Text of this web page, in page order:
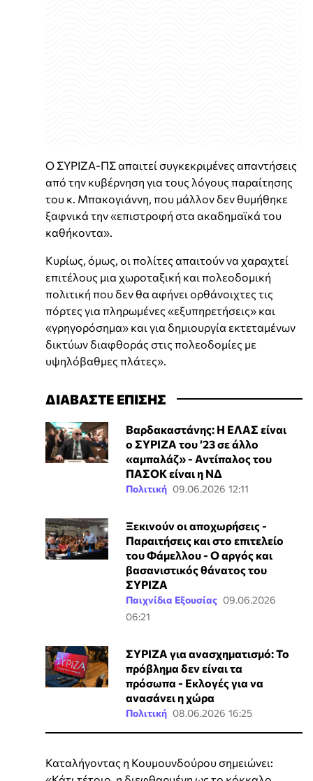
Ο ΣΥΡΙΖΑ-ΠΣ απαιτεί συγκεκριμένες απαντήσεις
από την κυβέρνηση για τους λόγους παραίτησης
του κ. Μπακογιάννη, που μάλλον δεν θυμήθηκε
ξαφνικά την «επιστροφή στα ακαδημαϊκά του
καθήκοντα».
Κυρίως, όμως, οι πολίτες απαιτούν να χαραχτεί
επιτέλους μια χωροταξική και πολεοδομική
πολιτική που δεν θα αφήνει ορθάνοιχτες τις
πόρτες για πληρωμένες «εξυπηρετήσεις» και
«γρηγορόσημα» και για δημιουργία εκτεταμένων
δικτύων διαφθοράς στις πολεοδομίες με
υψηλόβαθμες πλάτες».
ΔΙΑΒΑΣΤΕ ΕΠΙΣΗΣ
Βαρδακαστάνης: Η ΕΛΑΣ είναι
ο ΣΥΡΙΖΑ του ’23 σε άλλο
«αμπαλάζ» - Αντίπαλος του
ΠΑΣΟΚ είναι η ΝΔ
Πολιτική 09.06.2026 12:11
Ξεκινούν οι αποχωρήσεις -
Παραιτήσεις και στο επιτελείο
του Φάμελλου - Ο αργός και
βασανιστικός θάνατος του
ΣΥΡΙΖΑ
Παιχνίδια Εξουσίας 09.06.2026
06:21
ΣΥΡΙΖΑ για ανασχηματισμό: Το
πρόβλημα δεν είναι τα
πρόσωπα - Εκλογές για να
ανασάνει η χώρα
Πολιτική 08.06.2026 16:25
Καταλήγοντας η Κουμουνδούρου σημειώνει: